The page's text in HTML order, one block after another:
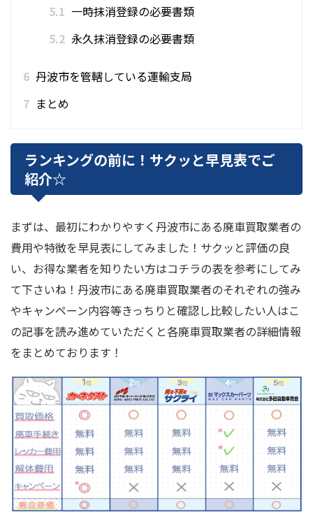
5.1 一時抹消登録の必要書類
5.2 永久抹消登録の必要書類
6 丹波市を管轄している運輸支局
7 まとめ
ランキングの前に！サクッと早見表でご
紹介☆
まずは、最初にわかりやすく丹波市にある廃車買取業者の
費用や特徴を早見表にしてみました！サクッと評価の良
い、お得な業者を知りたい方はコチラの表を参考にしてみ
て下さいね！丹波市にある廃車買取業者のそれぞれの強み
やキャンペーン内容等きっちりと確認し比較したい人はこ
の記事を読み進めていただくと各廃車買取業者の詳細情報
をまとめております！